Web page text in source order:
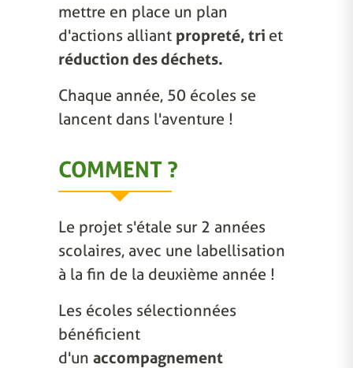
mettre en place un plan
d'actions alliant propreté, tri et
réduction des déchets.
Chaque année, 50 écoles se
lancent dans l'aventure !
COMMENT ?
Le projet s'étale sur 2 années
scolaires, avec une labellisation
à la fin de la deuxième année !
Les écoles sélectionnées
bénéficient
d'un accompagnement